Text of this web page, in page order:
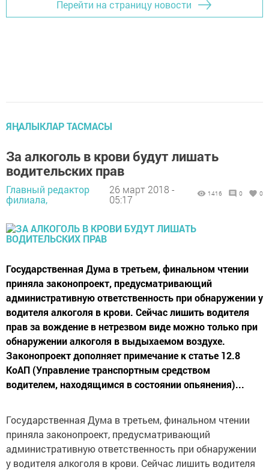
Перейти на страницу новости
ЯҢАЛЫКЛАР ТАСМАСЫ
За алкоголь в крови будут лишать
водительских прав
Главный редактор
филиала,
26 март 2018 -
05:17
1416 0 0
Государственная Дума в третьем, финальном чтении
приняла законопроект, предусматривающий
административную ответственность при обнаружении у
водителя алкоголя в крови. Сейчас лишить водителя
прав за вождение в нетрезвом виде можно только при
обнаружении алкоголя в выдыхаемом воздухе.
Законопроект дополняет примечание к статье 12.8
КоАП (Управление транспортным средством
водителем, находящимся в состоянии опьянения)...
Государственная Дума в третьем, финальном чтении
приняла законопроект, предусматривающий
административную ответственность при обнаружении
у водителя алкоголя в крови. Сейчас лишить водителя